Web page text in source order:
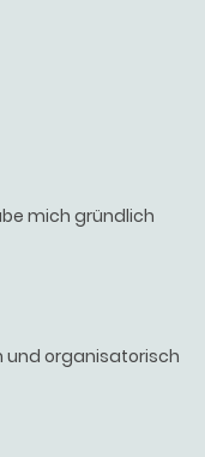
mich gründlich
und organisatorisch